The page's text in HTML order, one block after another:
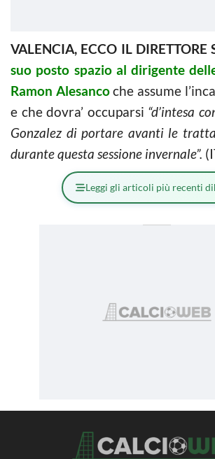
VALENCIA, ECCO IL DIRETTORE
suo posto spazio al dirigente
Ramon Alesancoche assume
e che dovra’ occuparsi “d’intesa
Gonzalez di portare avanti le
durante questa sessione invernale”.
Leggi gli articoli più recenti di